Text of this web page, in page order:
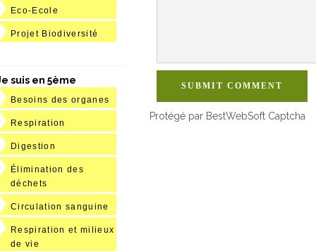
SUBMIT COMMENT
Protégé par BestWebSoft Captcha
Eco-Ecole
Projet Biodiversité
suis en 5ème
Besoins des organes
Respiration
Digestion
Élimination des
déchets
Circulation sanguine
Respiration et milieux
de vie